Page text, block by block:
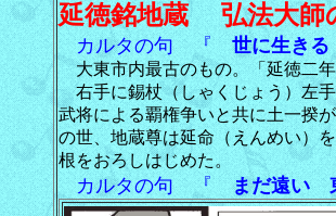
延徳銘地蔵 弘法大師
カルタの句 『世に生き
大東市内最古のもの。「延徳二年
右手に錫杖（しゃくじょう）左手
武将による覇権争いと共に土一揆
の世、地蔵尊は延命（えんめい）
根をおろしはじめた。
カルタの句 『まだ遠い